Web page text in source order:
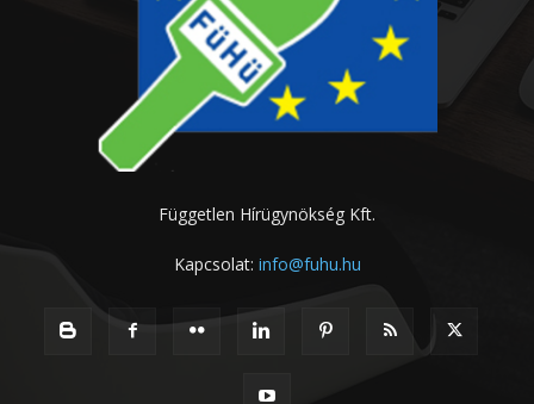
Független Hírügynökség Kft.
Kapcsolat: info@fuhu.hu